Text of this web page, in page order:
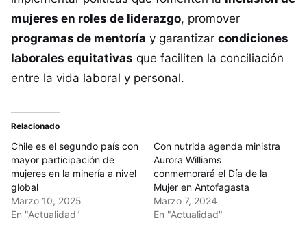
mujeres en roles de liderazgo, promover
programas de mentoría y garantizar condiciones
laborales equitativas que faciliten la conciliación
entre la vida laboral y personal.
Relacionado
Chile es el segundo país con
mayor participación de
mujeres en la minería a nivel
global
Marzo 10, 2025
En "Actualidad"
Con nutrida agenda ministra
Aurora Williams
conmemorará el Día de la
Mujer en Antofagasta
Marzo 7, 2024
En "Actualidad"